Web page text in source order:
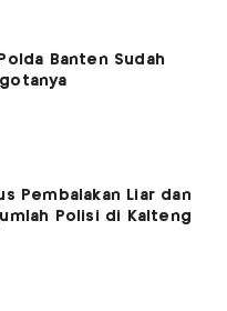
Banten Sudah
Pembalakan Liar dan
Polisi di Kalteng